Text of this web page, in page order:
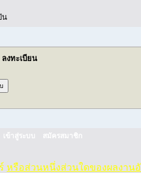
ลงทะเบียน
เข้าสู่ระบบ สมัครสมาชิก
หรือส่วนหนึ่งส่วนใดของผลงาน